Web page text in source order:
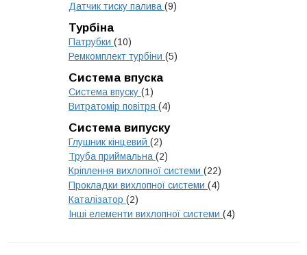
Датчик тиску палива (9)
Турбіна
Патрубки (10)
Ремкомплект турбіни (5)
Система впуска
Система впуску (1)
Витратомір повітря (4)
Система випуску
Глушник кінцевий (2)
Труба приймальна (2)
Кріплення вихлопної системи (22)
Прокладки вихлопної системи (4)
Каталізатор (2)
Інші елементи вихлопної системи (4)